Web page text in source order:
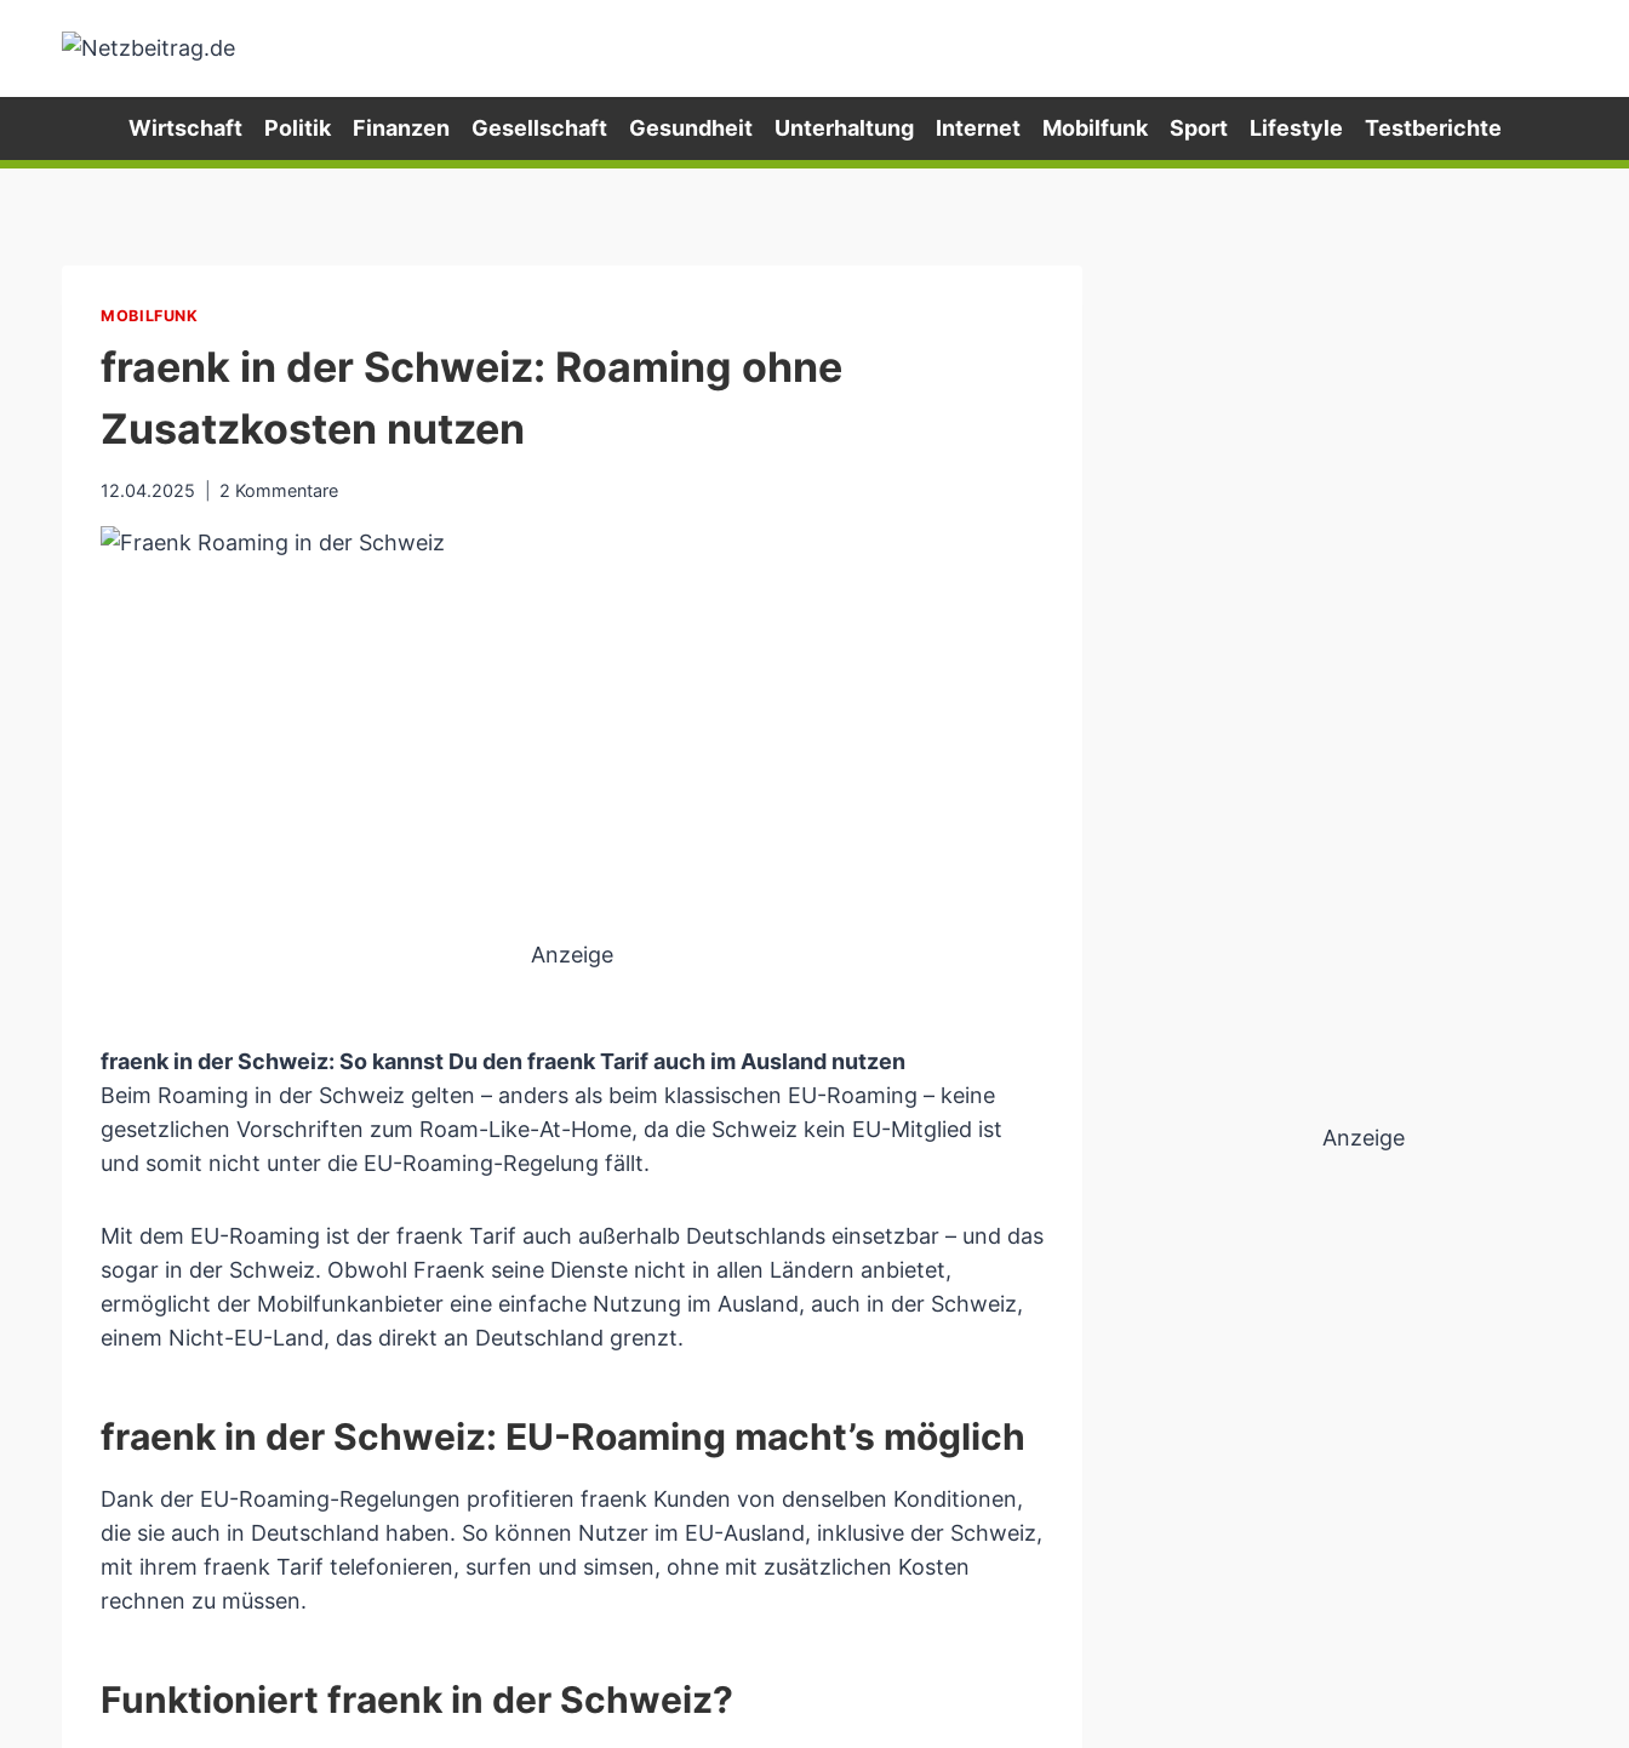
Wirtschaft
Politik Finanzen Gesellschaft Gesundheit Unterhaltung Internet Mobilfunk Sport Lifestyle Testberichte
MOBILFUNK
fraenk in der Schweiz: Roaming ohne
Zusatzkosten nutzen
12.04.2025 2 Kommentare
Anzeige
fraenk in der Schweiz: So kannst Du den fraenk Tarif auch im Ausland nutzen
Beim Roaming in der Schweiz gelten – anders als beim klassischen EU-Roaming – keine
gesetzlichen Vorschriften zum Roam-Like-At-Home, da die Schweiz kein EU-Mitglied ist
und somit nicht unter die EU-Roaming-Regelung fällt.
Mit dem EU-Roaming ist der fraenk Tarif auch außerhalb Deutschlands einsetzbar – und das
sogar in der Schweiz. Obwohl Fraenk seine Dienste nicht in allen Ländern anbietet,
ermöglicht der Mobilfunkanbieter eine einfache Nutzung im Ausland, auch in der Schweiz,
einem Nicht-EU-Land, das direkt an Deutschland grenzt.
fraenk in der Schweiz: EU-Roaming macht’s möglich
Dank der EU-Roaming-Regelungen profitieren fraenk Kunden von denselben Konditionen,
die sie auch in Deutschland haben. So können Nutzer im EU-Ausland, inklusive der Schweiz,
mit ihrem fraenk Tarif telefonieren, surfen und simsen, ohne mit zusätzlichen Kosten
rechnen zu müssen.
Funktioniert fraenk in der Schweiz?
Anzeige